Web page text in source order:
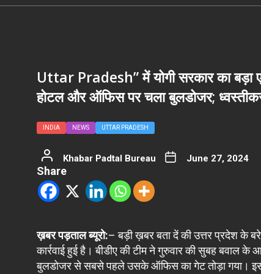
Uttar Pradesh” में योगी सरकार का बड़ा
होटल और ऑफिस पर चला बुलडोजर;
INDIA NEWS UTTAR PRADESH
Khabar Padtal Bureau June 27, 2024
Share
ख़बर पड़ताल ब्यूरो:– बड़ी ख़बर बता दें की उत्तर प्रदेश के
कार्रवाई हुई है। बीडीए की टीम ने गुरुवार की सुबह बवाल के
बुलडोजर से सबसे पहले उसके ऑफिस का गेट तोड़ा गया।